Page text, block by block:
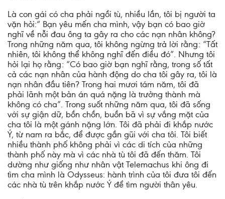
Là con gái có cha phải ngồi tù, nhiều lần, tôi bị người ta
vặn hỏi:“ Bạn yêu mến cha mình, vậy bạn có bao giờ
nghĩ về nỗi đau ông ta gây ra cho các nạn nhân không?
Trong những năm qua, tôi không ngừng trả lời rằng: “Tất
nhiên, tôi không thể không nghĩ đến điều đó”. Nhưng tôi
hỏi lại họ rằng: “Có bao giờ bạn nghĩ rằng, trong số tất
cả các nạn nhân của hành động do cha tôi gây ra, tôi là
nạn nhân đầu tiên? Trong hai mươi tám năm, tôi đã
phải lãnh một bản án quá nặng là trưởng thành mà
không có cha”. Trong suốt những năm qua, tôi đã sống
với sự giận dữ, bồn chồn, buồn bã vì sự vắng mặt của
cha tôi là một gánh nặng lớn. Tôi đã phải đi khắp nước
Ý, từ nam ra bắc, để được gần gũi với cha tôi. Tôi biết
nhiều thành phố không phải vì các di tích của những
thành phố này mà vì các nhà tù tôi đã đến thăm. Tôi
dường như giống như nhân vật Telemachus khi ông đi
tìm cha mình là Odysseus: hành trình của tôi đưa tôi đến
các nhà tù trên khắp nước Ý để tìm người thân yêu.